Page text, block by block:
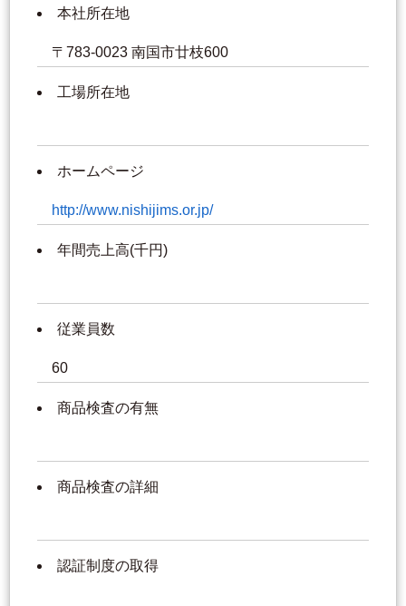
本社所在地
〒783-0023 南国市廿枝600
工場所在地
ホームページ
http://www.nishijims.or.jp/
年間売上高(千円)
従業員数
60
商品検査の有無
商品検査の詳細
認証制度の取得